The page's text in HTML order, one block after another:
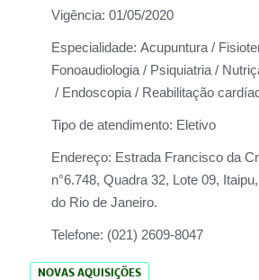
Vigência: 01/05/2020
Especialidade: Acupuntura /
Fonoaudiologia / Psiquiatria /
/ Endoscopia / Reabilitação
Tipo de atendimento: Eletivo
Endereço: Estrada Francisco da
n°6.748, Quadra 32, Lote 09,
do Rio de Janeiro.
Telefone: (021) 2609-8047
NOVAS AQUISIÇÕES